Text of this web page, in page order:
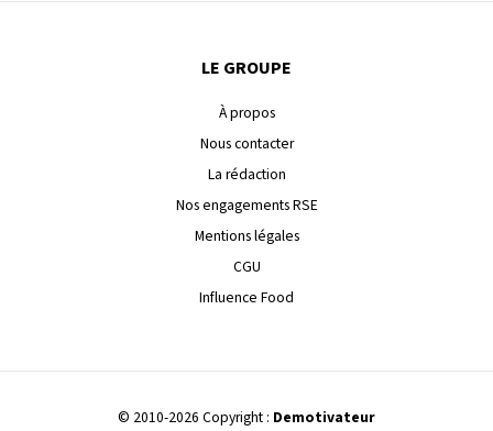
LE GROUPE
À propos
Nous contacter
La rédaction
Nos engagements RSE
Mentions légales
CGU
Influence Food
© 2010-2026 Copyright : Demotivateur